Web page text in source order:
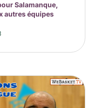
Salamanque,
autres équipes